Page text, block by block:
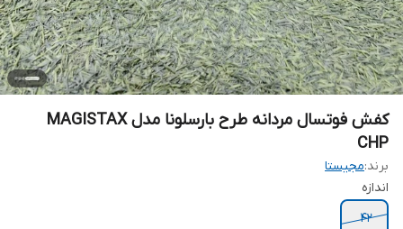
کفش فوتسال مردانه طرح بارسلونا مدل MAGISTAX
CHP
برند:مجیستا
اندازه
۴۲